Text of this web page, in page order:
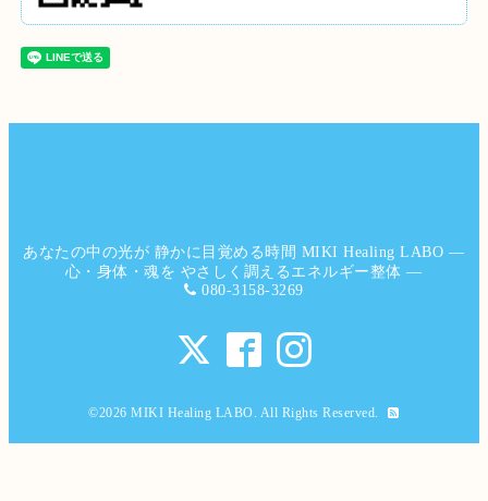
あなたの中の光が 静かに目覚める時間 MIKI Healing LABO ―
心・身体・魂を やさしく調えるエネルギー整体 ―
080-3158-3269
©2026MIKI Healing LABO. All Rights Reserved.